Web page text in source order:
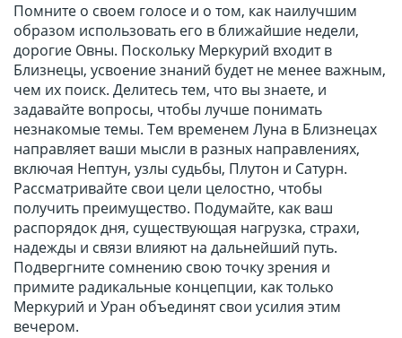
Помните о своем голосе и о том, как наилучшим
образом использовать его в ближайшие недели,
дорогие Овны. Поскольку Меркурий входит в
Близнецы, усвоение знаний будет не менее важным,
чем их поиск. Делитесь тем, что вы знаете, и
задавайте вопросы, чтобы лучше понимать
незнакомые темы. Тем временем Луна в Близнецах
направляет ваши мысли в разных направлениях,
включая Нептун, узлы судьбы, Плутон и Сатурн.
Рассматривайте свои цели целостно, чтобы
получить преимущество. Подумайте, как ваш
распорядок дня, существующая нагрузка, страхи,
надежды и связи влияют на дальнейший путь.
Подвергните сомнению свою точку зрения и
примите радикальные концепции, как только
Меркурий и Уран объединят свои усилия этим
вечером.